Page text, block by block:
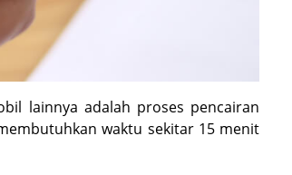
lainnya adalah proses pencairan
waktu sekitar 15 menit